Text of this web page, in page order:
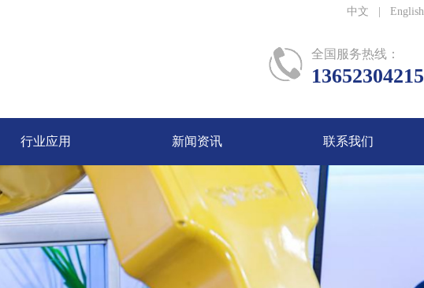
中文 English
全国服务热线：
13652304215
行业应用 新闻资讯 联系我们